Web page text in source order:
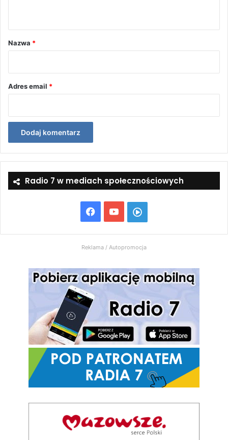
rNazwa *
Adres email *
Radio 7 w mediach społecznościowych
Facebook
YouTubeWłącz
Radio
7
Reklama / Autopromocja